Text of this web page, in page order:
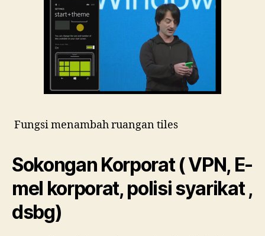
Fungsi menambah ruangan tiles
Sokongan Korporat ( VPN, E-
mel korporat, polisi syarikat ,
dsbg)